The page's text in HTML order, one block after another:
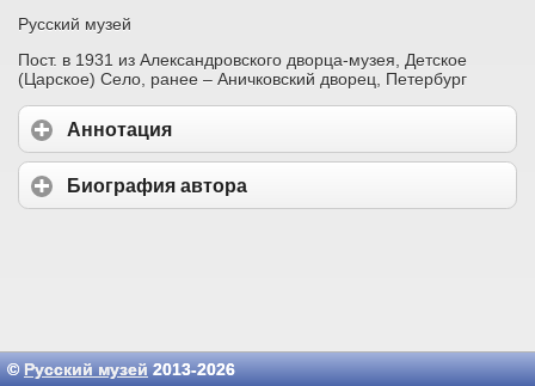
Русский музей
Пост. в 1931 из Александровского дворца-музея, Детское
(Царское) Село, ранее – Аничковский дворец, Петербург
Аннотация
Биография автора
©Русский музей2013-2026